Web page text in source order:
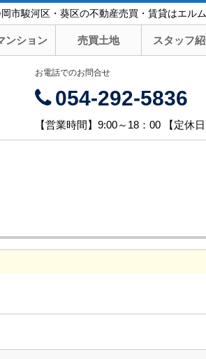
市駿河区・葵区の不動産売買・賃貸はエル
ンション 売買土地 スタッフ
お電話でのお問合せ
054-292-5836
【営業時間】9:00～18：00 【定休